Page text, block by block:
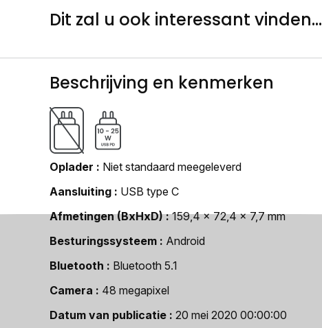
Dit zal u ook interessant vinden...
Beschrijving en kenmerken
Oplader
Niet standaard meegeleverd
Aansluiting
USB type C
Afmetingen (BxHxD)
159,4 x 72,4 x 7,7 mm
Besturingssysteem
Android
Bluetooth
Bluetooth 5.1
Camera
48 megapixel
Datum van publicatie
20 mei 2020 00:00:00